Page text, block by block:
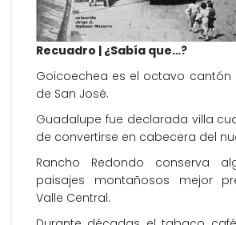
Recuadro | ¿Sabía que…?
Goicoechea es el octavo cantón
de San José.
Guadalupe fue declarada villa
de convertirse en cabecera del
Rancho Redondo conserva
paisajes montañosos mejor
Valle Central.